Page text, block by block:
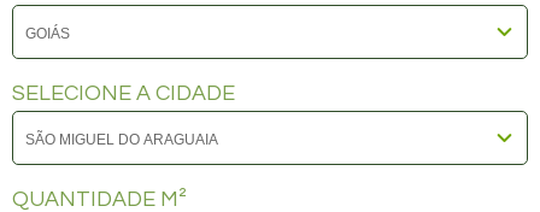
SELECIONE A CIDADE
QUANTIDADE M²